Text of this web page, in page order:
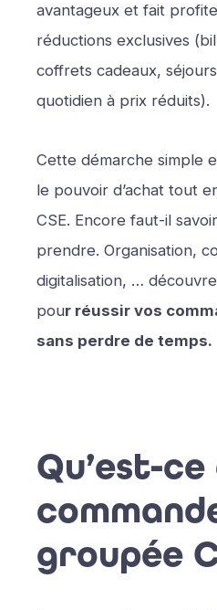
avantageux et fait
réductions exclusives
coffrets cadeaux,
quotidien à prix réduits).
Cette démarche simple
le pouvoir d’achat tout
CSE. Encore faut-il
prendre. Organisation,
digitalisation, …
pour réussir vos
sans perdre de temps.
Qu’est-ce
groupée